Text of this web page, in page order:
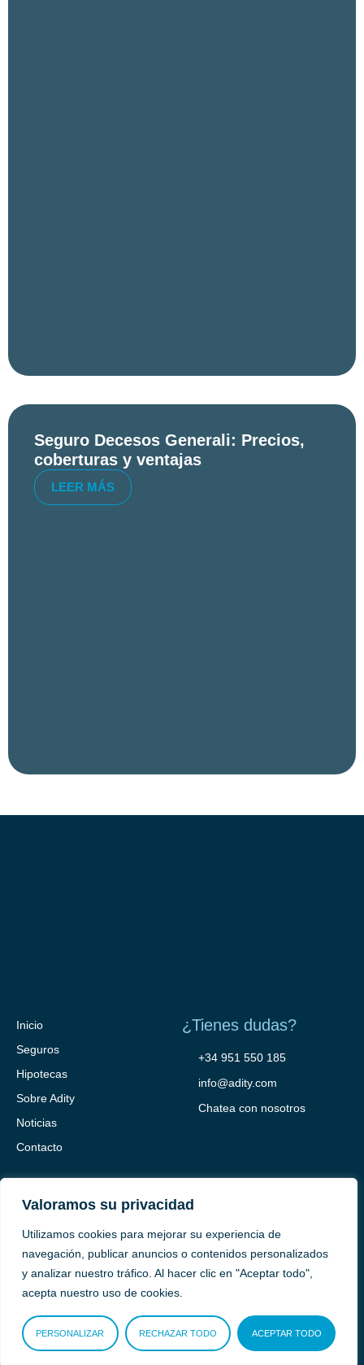
Valoramos su privacidad
Utilizamos cookies para mejorar su experiencia de
navegación, publicar anuncios o contenidos personalizados
y analizar nuestro tráfico. Al hacer clic en "Aceptar todo",
acepta nuestro uso de cookies.
PERSONALIZAR RECHAZAR TODO ACEPTAR TODO
Seguro Decesos Generali: Precios,
coberturas y ventajas
LEER MÁS
Inicio
Seguros
Hipotecas
Sobre Adity
Noticias
Contacto
¿Tienes dudas?
+34 951 550 185
info@adity.com
Chatea con nosotros
Adity Seguros – Mapa del Sitio –